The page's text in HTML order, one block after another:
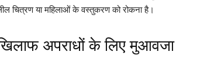
चित्रण या महिलाओं के वस्तुकरण को रोकना है।
अपराधों के लिए मुआवजा